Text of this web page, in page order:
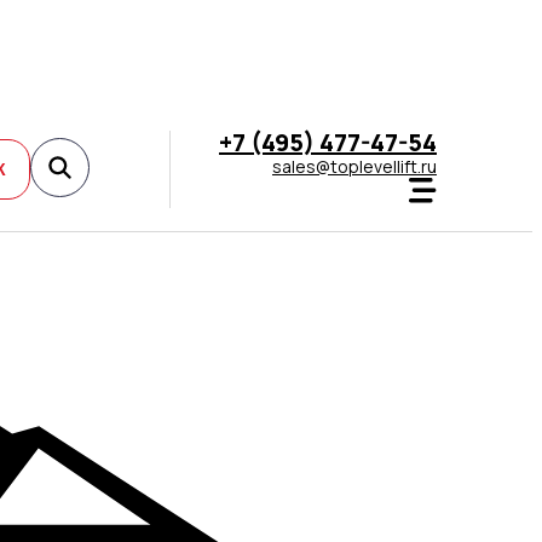
+7 (495) 477-47-54
sales@toplevellift.ru